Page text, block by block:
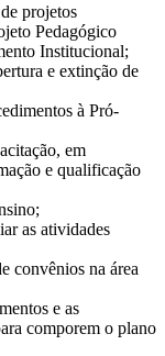
projetos
Pedagógico
Institucional;
e extinção de
à Pró-
em
e qualificação
as atividades
convênios na área
e as
comporem o plano